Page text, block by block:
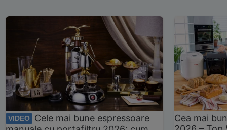
VIDEO
Cele mai bune espressoare
Cea mai